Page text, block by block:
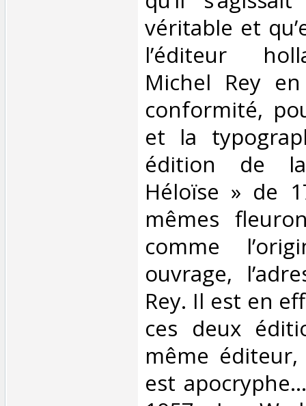
véritable et
l’éditeur
Michel Rey
conformité,
et la
édition de
Héloïse » de
mêmes
comme
ouvrage,
Rey. Il est en
ces deux
même éditeur,
est